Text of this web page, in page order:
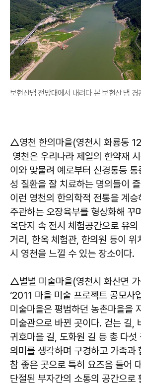
보현산댐 전망대에서 내려다 본 보현산 댐
△영천 한의마을(영천시 화룡동
영천은 우리나라 제일의 한약재
이와 맞물려 예로부터 신경통등
성 질환을 잘 치료하는 명의들이
이런 영천의 한의학적 전통을 계
주관하는 오장육부를 형상화해 꾸
옥단지 속 전시 체험공간으로 유
거리, 한옥 체험관, 한의원 등이 위
시 영천을 느낄 수 있는 장소이다.
△별별 미술마을(영천시 화산면
‘2011 마을 미술 프로젝트 공모사
미술마을은 평범하던 농촌마을을
미술관으로 바뀐 곳이다. 걷는 길,
귀호마을 길, 도화원 길 등 총 다섯
의미를 생각하며 구경하고 가족과
참 좋은 곳으로 특히 요즈음 들어
단절된 부자간의 소통의 공간으로